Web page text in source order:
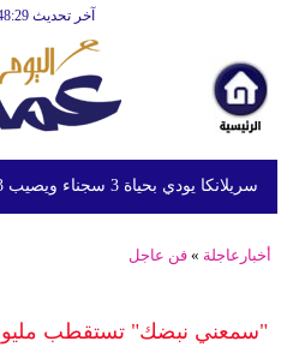
آخر تحديث GMT22:48:29
بحياة 3 سجناء ويصيب 23 آخرين
أخبارعاجلة »فن عاجل
"سمعني نبضك" تستقطب